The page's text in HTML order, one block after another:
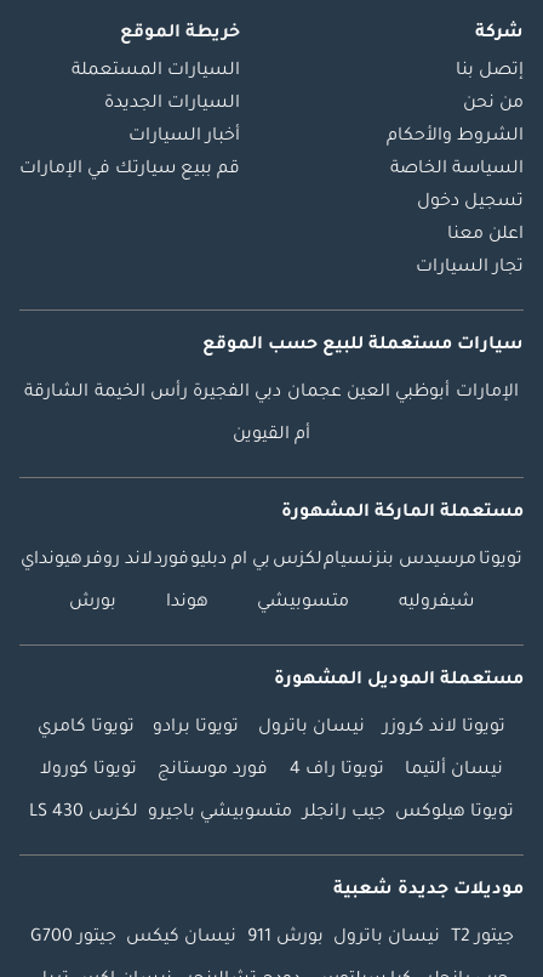
شركة
إتصل بنا
من نحن
الشروط والأحكام
السياسة الخاصة
تسجيل دخول
اعلن معنا
تجار السيارات
خريطة الموقع
السيارات المستعملة
السيارات الجديدة
أخبار السيارات
قم ببيع سيارتك في الإمارات
سيارات مستعملة للبيع حسب الموقع
الإمارات أبوظبي العين عجمان دبي الفجيرة رأس الخيمة الشارقة
أم القيوين
مستعملة الماركة المشهورة
تويوتا مرسيدس بنزنسياملكزس بي ام دبليوفوردلاند روفرهيونداي
شيفروليه متسوبيشي هوندا بورش
مستعملة الموديل المشهورة
تويوتا لاند كروزر نيسان باترول تويوتا برادو تويوتا كامري
نيسان ألتيما تويوتا راف 4 فورد موستانج تويوتا كورولا
تويوتا هيلوكس جيب رانجلر متسوبيشي باجيرو لكزس LS 430
موديلات جديدة شعبية
جيتور T2 نيسان باترول بورش 911 نيسان كيكس جيتور G700